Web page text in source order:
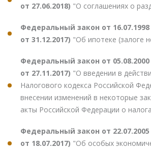
от 27.06.2018) "О соглашениях о
Федеральный закон от
от 31.12.2017) "Об ипотеке (залоге
Федеральный закон от
от 27.11.2017) "О введении в
Налогового кодекса Российской
внесении изменений в некоторые
акты Российской Федерации о
Федеральный закон от
от 18.07.2017) "Об особых